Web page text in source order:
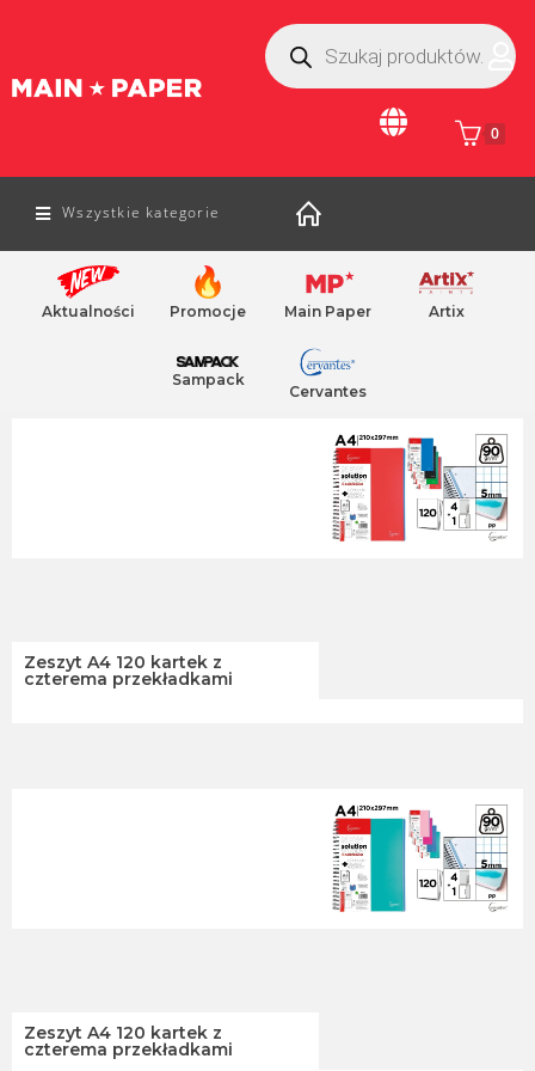
0
Wszystkie kategorie
Aktualności Promocje Main Paper Artix
Sampack
Cervantes
/ notatnik z plastikowa okladka
hiszpański zeszyt NOTATNIKI W MIĘKKIEJ OKŁADCE
Zeszyt A4 120 kartek z
czterema przekładkami
Zeszyt A4 120 kartek z
czterema przekładkami